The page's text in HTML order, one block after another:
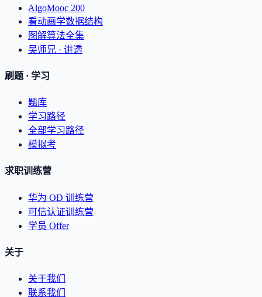
AlgoMooc 200
看动画学数据结构
图解算法全集
吴师兄 · 讲透
刷题 · 学习
题库
学习路径
全部学习路径
模拟考
求职训练营
华为 OD 训练营
可信认证训练营
学员 Offer
关于
关于我们
联系我们